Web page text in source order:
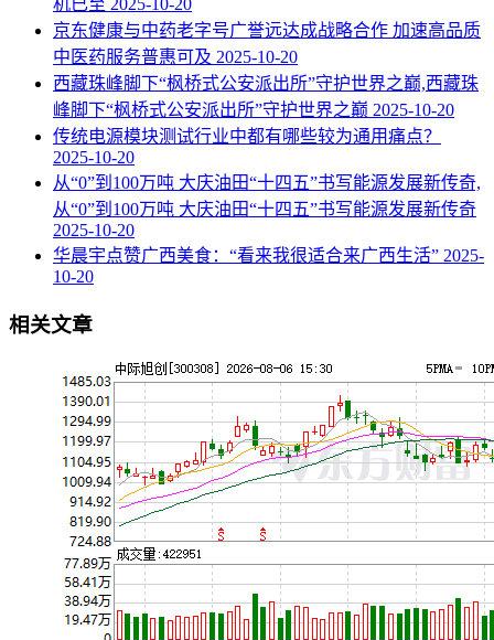
机已至 2025-10-20
京东健康与中药老字号广誉远达成战略合作 加速高品质
中医药服务普惠可及 2025-10-20
西藏珠峰脚下“枫桥式公安派出所”守护世界之巅,西藏珠
峰脚下“枫桥式公安派出所”守护世界之巅 2025-10-20
传统电源模块测试行业中都有哪些较为通用痛点？
2025-10-20
从“0”到100万吨 大庆油田“十四五”书写能源发展新传奇,
从“0”到100万吨 大庆油田“十四五”书写能源发展新传奇
2025-10-20
华晨宇点赞广西美食：“看来我很适合来广西生活” 2025-
10-20
相关文章